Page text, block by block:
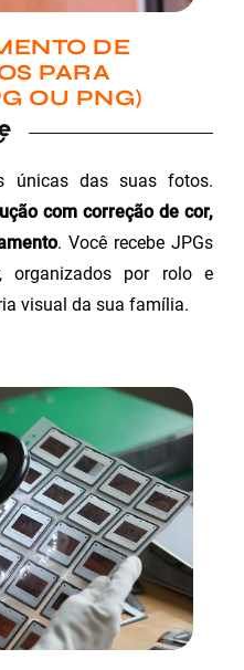
DE
PARA
OU PNG)
únicas das suas fotos.
com correção de cor,
. Você recebe JPGs
organizados por rolo e
visual da sua família.